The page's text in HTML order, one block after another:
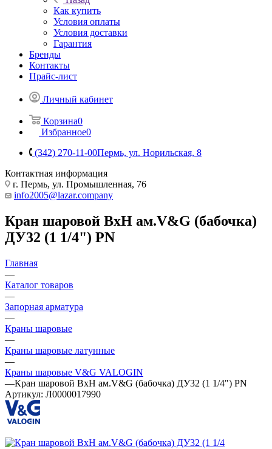
Как купить
Условия оплаты
Условия доставки
Гарантия
Бренды
Контакты
Прайс-лист
Личный кабинет
Корзина0
Избранное0
(342) 270-11-00Пермь, ул. Норильская, 8
Контактная информация
г. Пермь, ул. Промышленная, 76
info2005@lazar.company
Кран шаровой ВхН ам.V&G (бабочка)
ДУ32 (1 1/4") PN
Главная
—
Каталог товаров
—
Запорная арматура
—
Краны шаровые
—
Краны шаровые латунные
—
Краны шаровые V&G VALOGIN
—Кран шаровой ВхН ам.V&G (бабочка) ДУ32 (1 1/4") PN
Артикул: Л0000017990